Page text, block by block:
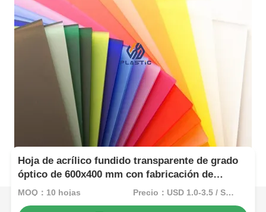
Hoja de acrílico fundido transparente de grado
óptico de 600x400 mm con fabricación de
fundición de células para pantallas minoristas
MOQ：10 hojas Precio：USD 1.0-3.5 / Sheet